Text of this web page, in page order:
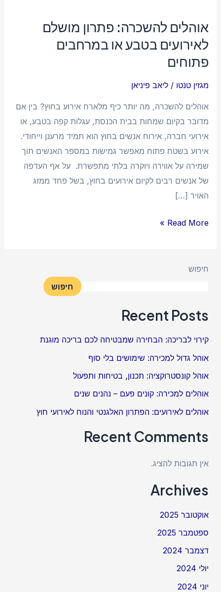
אוהלים להשכרה: פתרון מושלם
לאירועים בטבע או במרחבים
פתוחים
מגזין טנטו /ליאב פיניאן
אוהלים להשכרה, מה יותר כיף מלארח אירוע בחוץ? בין אם
מדובר בקיום שמחות בבית הכנסת, עגלות קפה בטבע, או
אירועי חברה, אירוח אנשים בחוץ הוא תמיד מרענן וייחודי.
אירוע בשטח פתוח מאפשר גמישות במספר האנשים תוך
שמירה על אווירה ויוקרה בלתי מתפשרת. על אף העדפה
של אנשים רבים לקיום אירועים בחוץ, בשל פחד ממזג
האויר […]
Read More »
חיפוש
חיפוש
Recent Posts
קירוי לבריכה: הבחירה שמבטיחה לכם בריכה מוגנת
אוהל גדול למכירה: שימושים בלי סוף
אוהל קונסטרוקציה: תכנון, בטיחות ותפעול
אוהלים למכירה: קונים פעם – נהנים שנים
אוהלים לאירועים: הפתרון האלגנטי והנוח לאירועי חוץ
Recent Comments
אין תגובות להציג.
Archives
אוקטובר 2025
ספטמבר 2025
דצמבר 2024
יולי 2024
יוני 2024